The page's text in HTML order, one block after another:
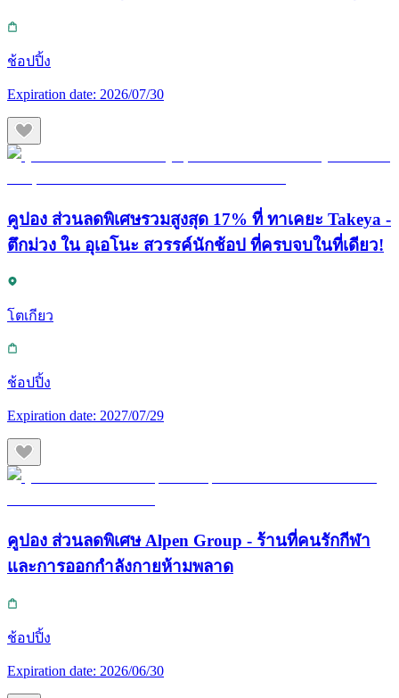
ช้อปปิ้ง
Expiration date: 2026/07/30
คูปอง ส่วนลดพิเศษรวมสูงสุด 17% ที่ ทาเคยะ Takeya -
ตึกม่วง ใน อุเอโนะ สวรรค์นักช้อป ที่ครบจบในที่เดียว!
โตเกียว
ช้อปปิ้ง
Expiration date: 2027/07/29
คูปอง ส่วนลดพิเศษ Alpen Group - ร้านที่คนรักกีฬา
และการออกกำลังกายห้ามพลาด
ช้อปปิ้ง
Expiration date: 2026/06/30